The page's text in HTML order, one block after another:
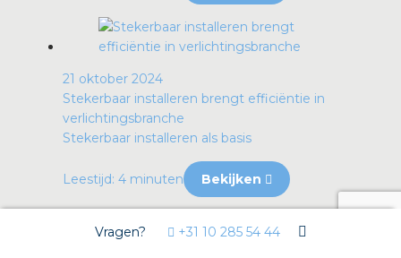
21 oktober 2024
Stekerbaar installeren brengt efficiëntie in
verlichtingsbranche
Stekerbaar installeren als basis
Leestijd: 4 minuten Bekijken
Vragen? +31 10 285 54 44